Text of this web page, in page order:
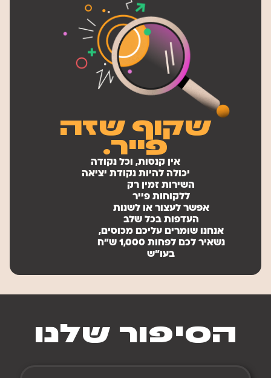
שקוף שזה
פייר.
אין קנסות, וכל נקודה
יכולה להיות נקודת יציאה
השירות זמין רק
ללקוחות פייר
אפשר לעצור או לשנות
העדפות בכל שלב
אנחנו שומרים עליכם מכוסים,
נשאיר לכם לפחות 1,000 ש"ח
בעו"ש
הסיפור שלנו